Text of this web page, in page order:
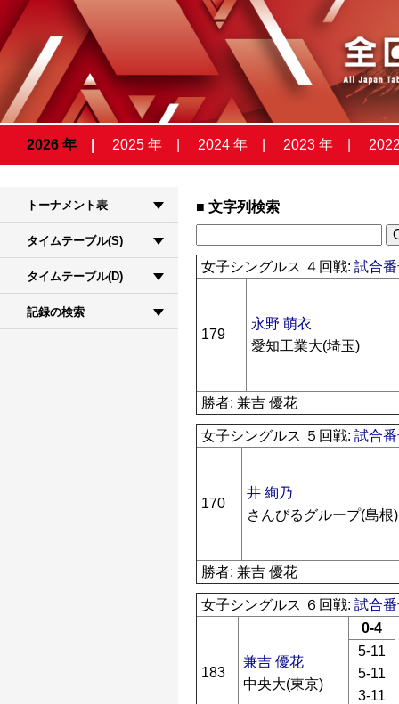
2026 年 2025 年 2024 年 2023 年
トーナメント表
タイムテーブル(S)
タイムテーブル(D)
記録の検索
文字列検索
女子シングルス ４回戦:試合
179
永野 萌衣
愛知工業大(埼玉)
勝者: 兼吉 優花
女子シングルス ５回戦:試合
170
井 絢乃
さんびるグループ(島根)
勝者: 兼吉 優花
女子シングルス ６回戦:試合
183
兼吉 優花
中央大(東京)
0-4
5-11
5-11
3-11